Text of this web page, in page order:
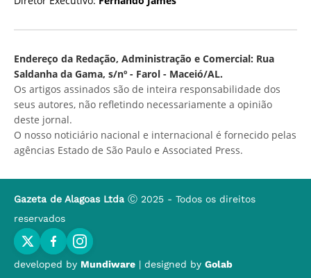
Endereço da Redação, Administração e Comercial: Rua
Saldanha da Gama, s/nº - Farol - Maceió/AL.
Os artigos assinados são de inteira responsabilidade dos
seus autores, não refletindo necessariamente a opinião
deste jornal.
O nosso noticiário nacional e internacional é fornecido pelas
agências Estado de São Paulo e Associated Press.
Gazeta de Alagoas Ltda Ⓒ 2025 - Todos os direitos
reservados
developed by Mundiware | designed by Golab